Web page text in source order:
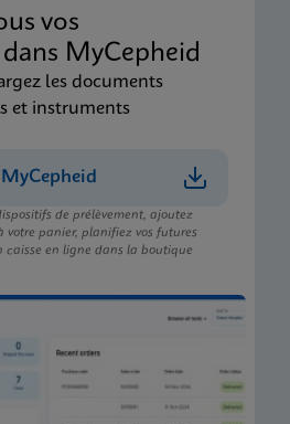
vos
MyCepheid
les documents
et instruments
de prélèvement, ajoutez
votre panier, planifiez vos futures
caisse en ligne dans la boutique